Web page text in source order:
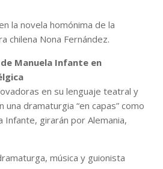
la novela homónima de la
chilena Nona Fernández.
Manuela Infante en
en su lenguaje teatral y
una dramaturgia “en capas” como
Infante, girarán por Alemania,
música y guionista